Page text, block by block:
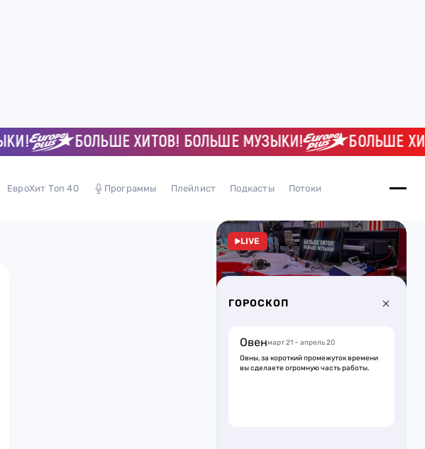
БОЛЬШЕ ХИТОВ! БОЛЬШЕ МУЗЫКИ! БОЛЬШЕ
ЕвроХит Топ 40 Программы Плейлист Подкасты Потоки
LIVE
ГОРОСКОП
Овенмарт 21 – апрель 20
Овны, за короткий промежуток времени
вы сделаете огромную часть работы.